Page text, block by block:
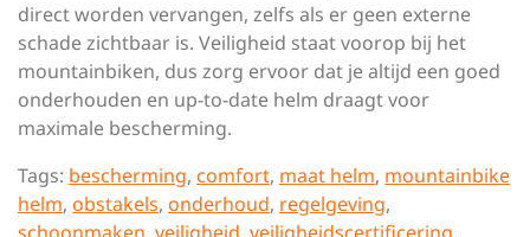
direct worden vervangen, zelfs als er geen externe
schade zichtbaar is. Veiligheid staat voorop bij het
mountainbiken, dus zorg ervoor dat je altijd een goed
onderhouden en up-to-date helm draagt voor
maximale bescherming.
Tags: bescherming, comfort, maat helm, mountainbike
helm, obstakels, onderhoud, regelgeving,